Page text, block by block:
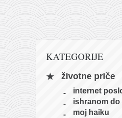
karate
kihon
kushanku
passai
temashiwari
KATEGORIJE
životne priče
internet
ishranom do
moj haiku